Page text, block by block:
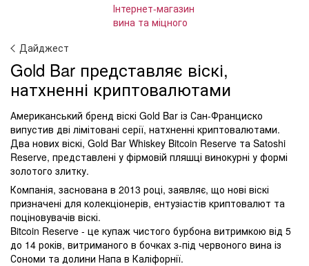
Дайджест
Gold Bar представляє віскі,
натхненні криптовалютами
Американський бренд віскі Gold Bar із Сан-Франциско
випустив дві лімітовані серії, натхненні криптовалютами.
Два нових віскі, Gold Bar Whiskey Bitcoin Reserve та Satoshi
Reserve, представлені у фірмовій пляшці винокурні у формі
золотого злитку.
Компанія, заснована в 2013 році, заявляє, що нові віскі
призначені для колекціонерів, ентузіастів криптовалют та
поціновувачів віскі.
Bitcoin Reserve - це купаж чистого бурбона витримкою від 5
до 14 років, витриманого в бочках з-під червоного вина із
Сономи та долини Напа в Каліфорнії.